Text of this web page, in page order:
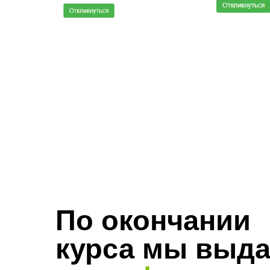
По окончании
курса мы